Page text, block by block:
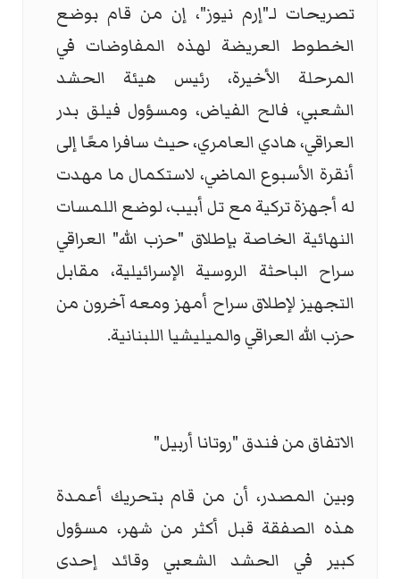
تصريحات لـ"إرم نيوز"، إن من قام بوضع
الخطوط العريضة لهذه المفاوضات في
المرحلة الأخيرة، رئيس هيئة الحشد
الشعبي، فالح الفياض، ومسؤول فيلق بدر
العراقي، هادي العامري، حيث سافرا معًا إلى
أنقرة الأسبوع الماضي، لاستكمال ما مهدت
له أجهزة تركية مع تل أبيب، لوضع اللمسات
النهائية الخاصة بإطلاق "حزب الله" العراقي
سراح الباحثة الروسية الإسرائيلية، مقابل
التجهيز لإطلاق سراح أمهز ومعه آخرون من
حزب الله العراقي والميليشيا اللبنانية.
الاتفاق من فندق "روتانا أربيل"
وبين المصدر، أن من قام بتحريك أعمدة
هذه الصفقة قبل أكثر من شهر، مسؤول
كبير في الحشد الشعبي وقائد إحدى